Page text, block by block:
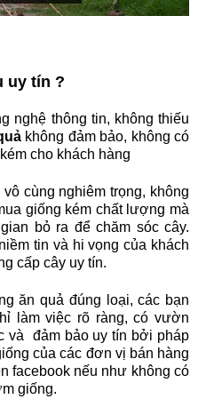
uy tín ?
nghệ thông tin, không thiếu
không đảm bảo, không có
cho khách hàng
cùng nghiêm trọng, không
giống kém chất lượng mà
bỏ ra để chăm sóc cây.
tin và hi vọng của khách
cấp cây uy tín.
ăn quả đúng loại, các bạn
làm việc rõ ràng, có vườn
và đảm bảo uy tín bởi pháp
của các đơn vị bán hàng
facebook nếu như không có
giống.